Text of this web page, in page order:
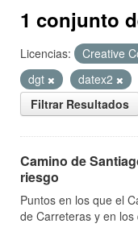
1 conjunto
Licencias: Creative
dgt
datex2
Filtrar Resultados
Camino de
riesgo
Puntos en los que el
de Carreteras y en